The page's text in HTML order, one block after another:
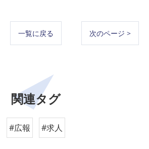
一覧に戻る 次のページ >
関連タグ
#広報 #求人